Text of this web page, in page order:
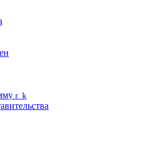
r k